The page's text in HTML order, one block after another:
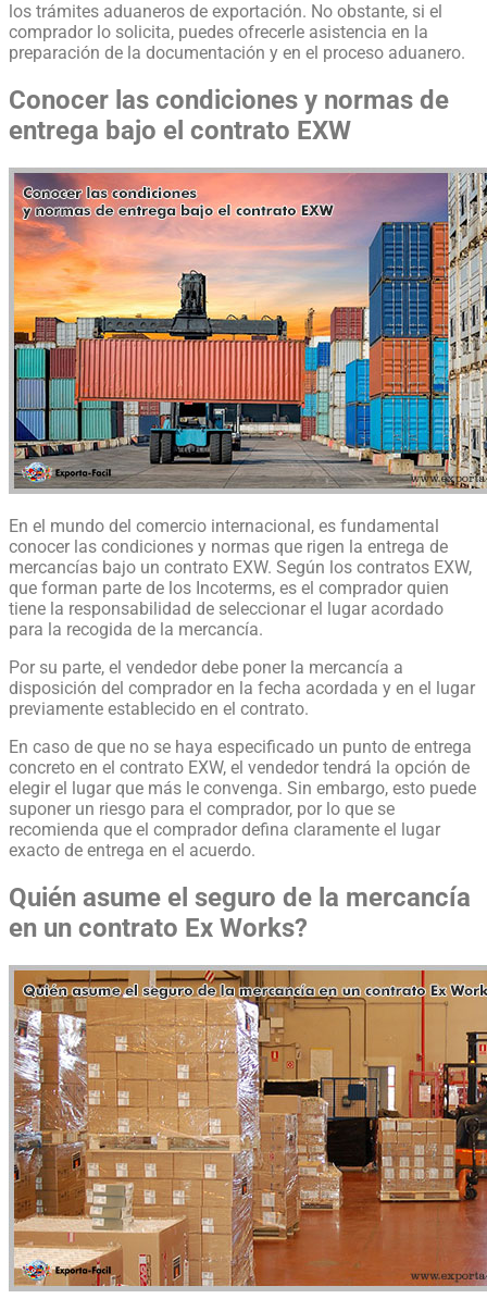
los trámites aduaneros de exportación. No obstante, si el
comprador lo solicita, puedes ofrecerle asistencia en la
preparación de la documentación y en el proceso aduanero.
Conocer las condiciones y normas de
entrega bajo el contrato EXW
En el mundo del comercio internacional, es fundamental
conocer las condiciones y normas que rigen la entrega de
mercancías bajo un contrato EXW. Según los contratos EXW,
que forman parte de los Incoterms, es el comprador quien
tiene la responsabilidad de seleccionar el lugar acordado
para la recogida de la mercancía.
Por su parte, el vendedor debe poner la mercancía a
disposición del comprador en la fecha acordada y en el lugar
previamente establecido en el contrato.
En caso de que no se haya especificado un punto de entrega
concreto en el contrato EXW, el vendedor tendrá la opción de
elegir el lugar que más le convenga. Sin embargo, esto puede
suponer un riesgo para el comprador, por lo que se
recomienda que el comprador defina claramente el lugar
exacto de entrega en el acuerdo.
Quién asume el seguro de la mercancía
en un contrato Ex Works?